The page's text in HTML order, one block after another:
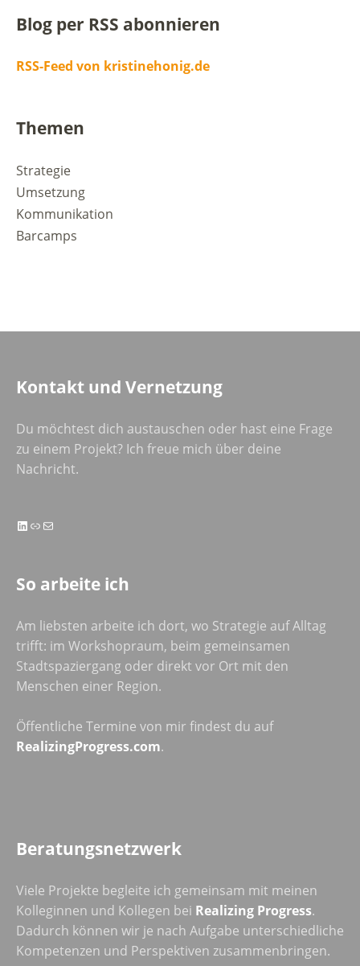
Blog per RSS abonnieren
RSS-Feed von kristinehonig.de
Themen
Strategie
Umsetzung
Kommunikation
Barcamps
Kontakt und Vernetzung
Du möchtest dich austauschen oder hast eine Frage
zu einem Projekt? Ich freue mich über deine
Nachricht.
LinkedIn
LinkE-Mail
So arbeite ich
Am liebsten arbeite ich dort, wo Strategie auf Alltag
trifft: im Workshopraum, beim gemeinsamen
Stadtspaziergang oder direkt vor Ort mit den
Menschen einer Region.
Öffentliche Termine von mir findest du auf
RealizingProgress.com.
Beratungsnetzwerk
Viele Projekte begleite ich gemeinsam mit meinen
Kolleginnen und Kollegen bei Realizing Progress.
Dadurch können wir je nach Aufgabe unterschiedliche
Kompetenzen und Perspektiven zusammenbringen.